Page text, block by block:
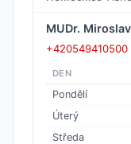
MUDr.
+420549410500
DEN
Pondělí
Úterý
Středa